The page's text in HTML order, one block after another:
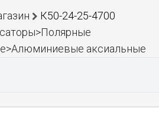
К50-24-25-4700
аксиальные